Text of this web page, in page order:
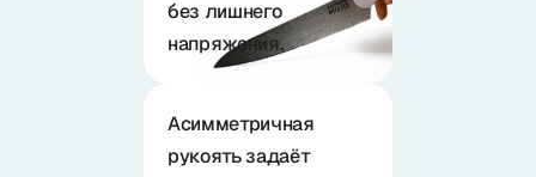
без лишнего
напряжения.
Асимметричная
рукоять задаёт